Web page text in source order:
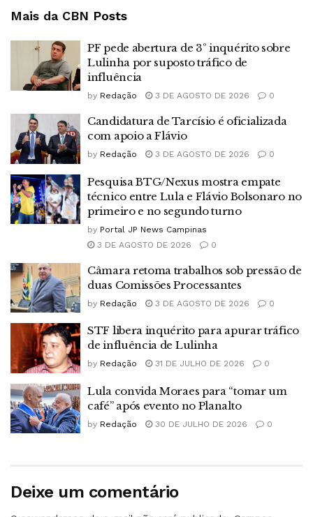
Mais da CBN Posts
PF pede abertura de 3º inquérito sobre
Lulinha por suposto tráfico de
influência
by Redação 3 DE AGOSTO DE 2026 0
Candidatura de Tarcísio é oficializada
com apoio a Flávio
by Redação 3 DE AGOSTO DE 2026 0
Pesquisa BTG/Nexus mostra empate
técnico entre Lula e Flávio Bolsonaro no
primeiro e no segundo turno
by Portal JP News Campinas
3 DE AGOSTO DE 2026
0
Câmara retoma trabalhos sob pressão de
duas Comissões Processantes
by Redação 3 DE AGOSTO DE 2026 0
STF libera inquérito para apurar tráfico
de influência de Lulinha
by Redação 31 DE JULHO DE 2026 0
Lula convida Moraes para “tomar um
café” após evento no Planalto
by Redação 30 DE JULHO DE 2026 0
Deixe um comentário